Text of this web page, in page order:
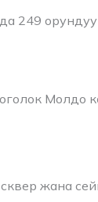
249 орундуу
Молдо
жана